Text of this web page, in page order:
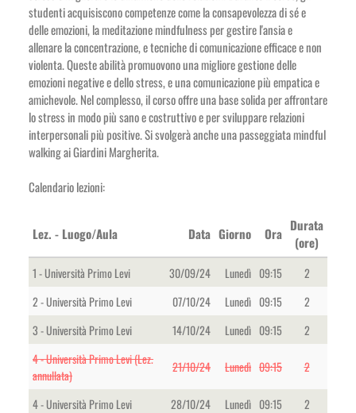
studenti acquisiscono competenze come la consapevolezza di sé e
delle emozioni, la meditazione mindfulness per gestire l'ansia e
allenare la concentrazione, e tecniche di comunicazione efficace e non
violenta. Queste abilità promuovono una migliore gestione delle
emozioni negative e dello stress, e una comunicazione più empatica e
amichevole. Nel complesso, il corso offre una base solida per affrontare
lo stress in modo più sano e costruttivo e per sviluppare relazioni
interpersonali più positive. Si svolgerà anche una passeggiata mindful
walking ai Giardini Margherita.
Calendario lezioni:
Lez. - Luogo/Aula Data Giorno Ora Durata
(ore)
1 - Università Primo Levi 30/09/24 Lunedì 09:15
2
2 - Università Primo Levi
07/10/24 Lunedì 09:15
2
3 - Università Primo Levi
14/10/24 Lunedì 09:15
2
4 - Università Primo Levi (Lez.
annullata)
21/10/24 Lunedì 09:15 2
4 - Università Primo Levi 28/10/24 Lunedì 09:15
2